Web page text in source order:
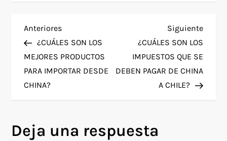
N
a
v
g
Entrada
anterior
Anteriores
¿CUÁLES SON LOS
MEJORES PRODUCTOS
PARA IMPORTAR DESDE
CHINA?
Siguiente
¿CUÁLES SON LOS
IMPUESTOS QUE SE
DEBEN PAGAR DE CHINA
A CHILE?
Deja una respuesta